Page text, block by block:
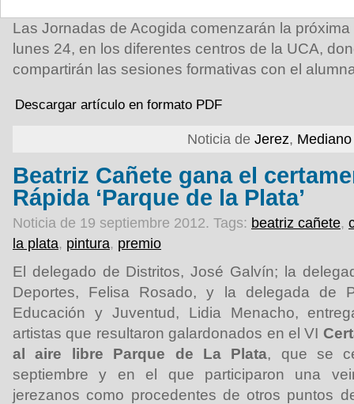
Las Jornadas de Acogida comenzarán la
lunes 24, en los diferentes centros de la UCA,
compartirán las sesiones formativas con el
Descargar artículo en formato PDF
Noticia de Jerez,
Beatriz Cañete gana el
Rápida ‘Parque de la Plata’
Noticia de 19 septiembre 2012. Tags: beatriz cañete,
la plata, pintura, premio
El delegado de Distritos, José Galvín; la
Deportes, Felisa Rosado, y la delegada de
Educación y Juventud, Lidia Menacho,
artistas que resultaron galardonados en el VI
al aire libre Parque de La Plata, que se
septiembre y en el que participaron una
jerezanos como procedentes de otros puntos